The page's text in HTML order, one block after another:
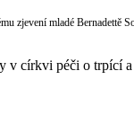
zjevení mladé
péči o trpící